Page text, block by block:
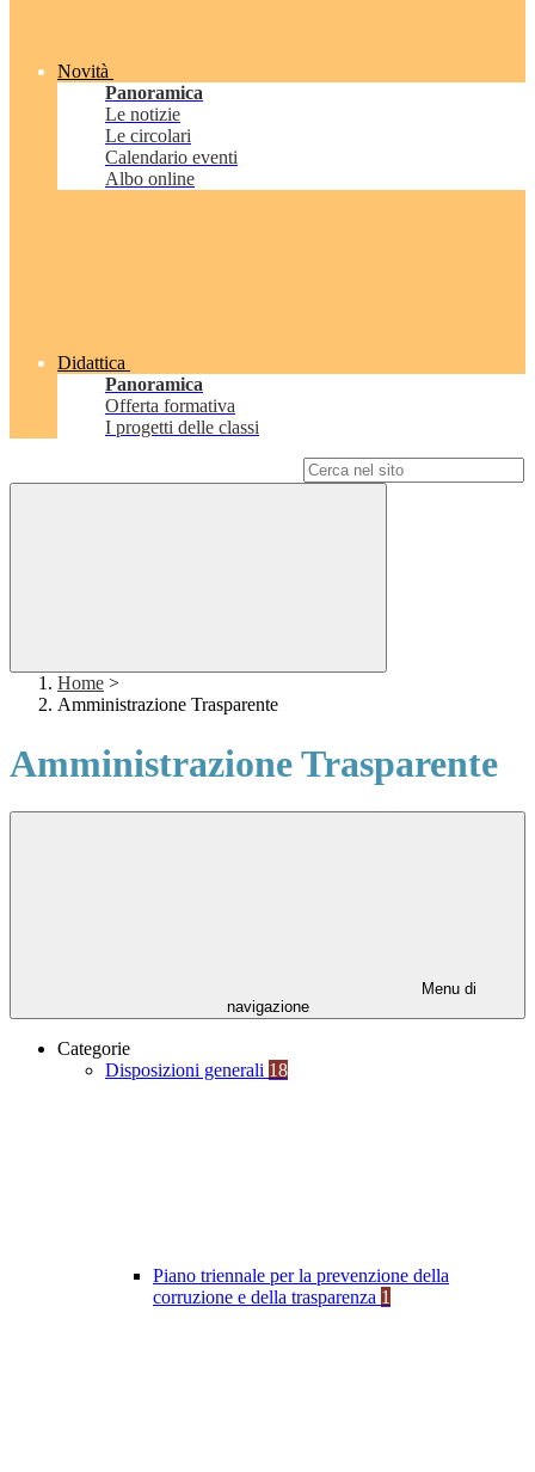
Novità
Panoramica
Le notizie
Le circolari
Calendario eventi
Albo online
Didattica
Panoramica
Offerta formativa
I progetti delle classi
Home >
Amministrazione Trasparente
Amministrazione Trasparente
Menu di
navigazione
Categorie
Disposizioni generali 18
Piano triennale per la prevenzione della
corruzione e della trasparenza 1